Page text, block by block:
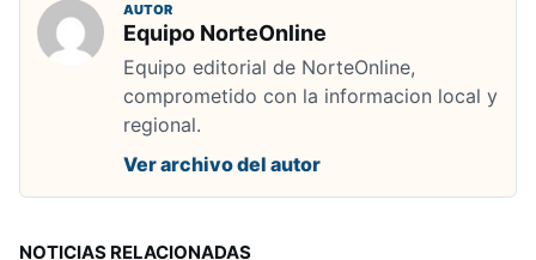
AUTOR
Equipo NorteOnline
Equipo editorial de NorteOnline,
comprometido con la informacion local y
regional.
Ver archivo del autor
NOTICIAS RELACIONADAS